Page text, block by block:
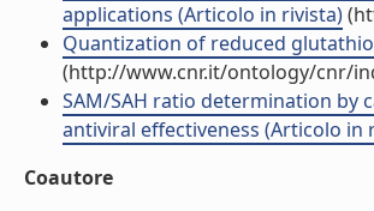
applications (Articolo in rivista)
Quantization of reduced
(http://www.cnr.it/ontology/cnr/
SAM/SAH ratio determination by
antiviral effectiveness (Articolo in
Coautore